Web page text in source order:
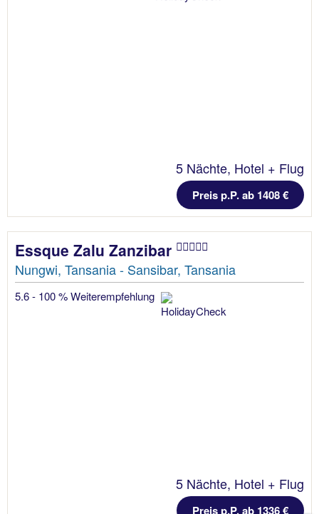
5 Nächte, Hotel + Flug
Preis p.P. ab 1408 €
Essque Zalu Zanzibar
Nungwi, Tansania - Sansibar, Tansania
5.6 - 100 % Weiterempfehlung
5 Nächte, Hotel + Flug
Preis p.P. ab 1336 €